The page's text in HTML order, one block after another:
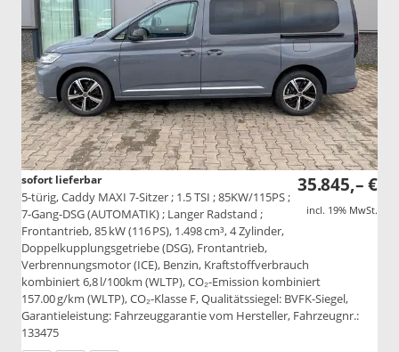
35.845,– €
incl. 19% MwSt.
sofort lieferbar
5-türig, Caddy MAXI 7-Sitzer ; 1.5 TSI ; 85KW/115PS ;
7-Gang-DSG (AUTOMATIK) ; Langer Radstand ;
Frontantrieb, 85 kW (116 PS), 1.498 cm³, 4 Zylinder,
Doppelkupplungsgetriebe (DSG), Frontantrieb,
Verbrennungsmotor (ICE), Benzin, Kraftstoffverbrauch
kombiniert 6,8 l/100km (WLTP), CO₂-Emission kombiniert
157.00 g/km (WLTP), CO₂-Klasse F, Qualitätssiegel: BVFK-Siegel,
Garantieleistung: Fahrzeuggarantie vom Hersteller, Fahrzeugnr.:
133475